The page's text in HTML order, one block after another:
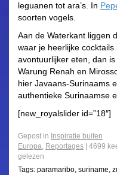
leguanen tot ara’s. In
soorten vogels.
Aan de Waterkant liggen
waar je heerlijke
avontuurlijker eten, dan
Warung Renah en
hier Javaans-Surinaams
authentieke Surinaamse
[new_royalslider id=”18″]
Gepost in Inspiratie buiten
Europa, Reportages | 4699
gelezen
Tags: paramaribo, suriname,